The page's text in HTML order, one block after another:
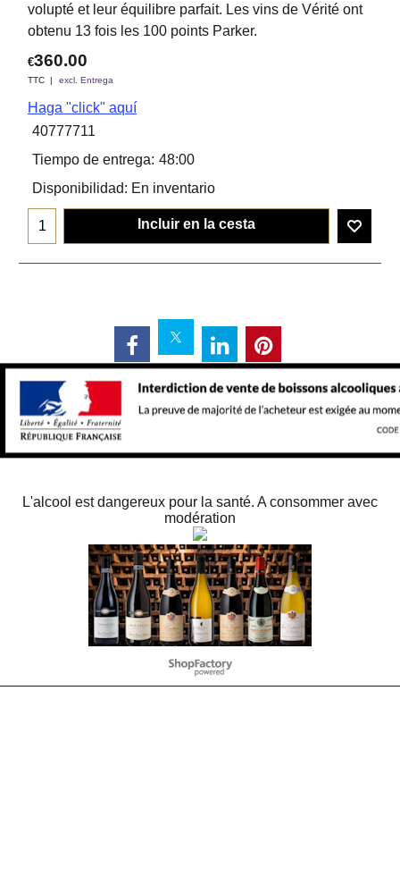
volupté et leur équilibre parfait. Les vins de Vérité ont
obtenu 13 fois les 100 points Parker.
€360.00
TTC excl. Entrega
Haga "click" aquí
40777711
Tiempo de entrega: 48:00
Disponibilidad: En inventario
Incluir en la cesta
L'alcool est dangereux pour la santé. A consommer avec
modération
To create online store
ShopFactory eCommerce